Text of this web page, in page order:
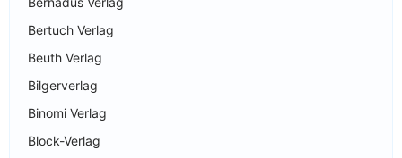
Bertuch Verlag
Beuth Verlag
Bilgerverlag
Binomi Verlag
Block-Verlag